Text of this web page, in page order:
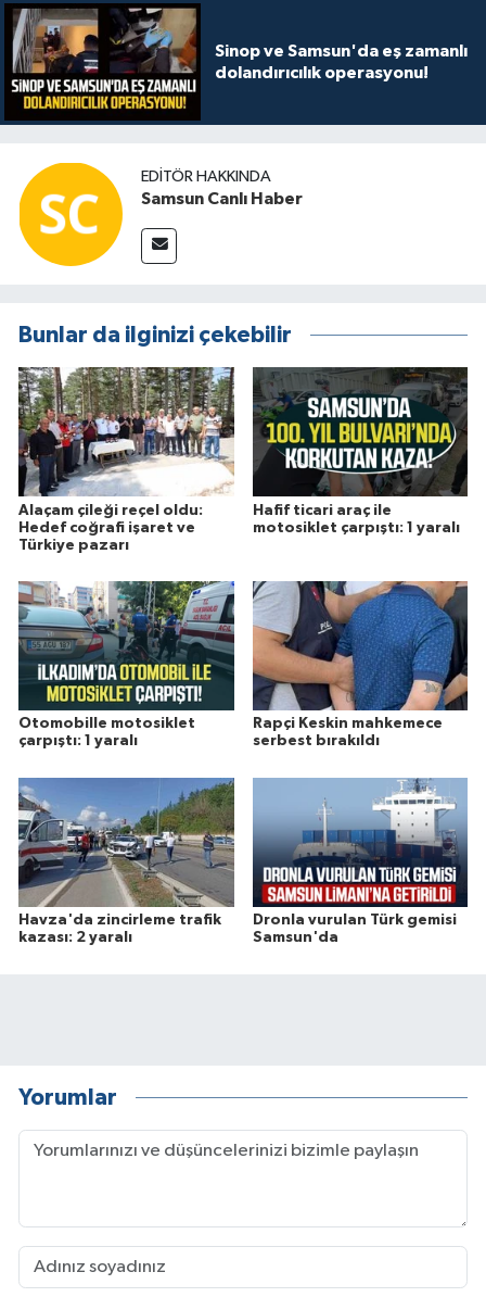
Sinop ve Samsun'da eş zamanlı
dolandırıcılık operasyonu!
EDITÖR HAKKINDA
Samsun Canlı Haber
Bunlar da ilginizi çekebilir
Alaçam çileği reçel oldu:
Hedef coğrafi işaret ve
Türkiye pazarı
Hafif ticari araç ile
motosiklet çarpıştı: 1 yaralı
Otomobille motosiklet
çarpıştı: 1 yaralı
Rapçi Keskin mahkemece
serbest bırakıldı
Havza'da zincirleme trafik
kazası: 2 yaralı
Dronla vurulan Türk gemisi
Samsun'da
Yorumlar